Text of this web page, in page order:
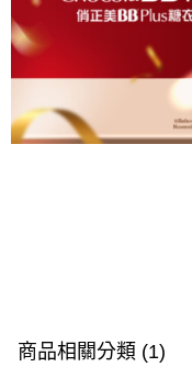
商品相關分類 (1)